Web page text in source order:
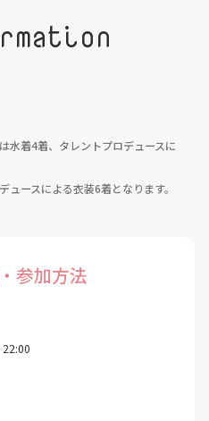
水着4着、タレントプロデュースに
ースによる衣装6着となります。
参加方法